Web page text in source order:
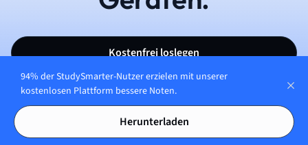
Kostenfrei loslegen
94% der StudySmarter-Nutzer erzielen mit unserer
kostenlosen Plattform bessere Noten.
Herunterladen